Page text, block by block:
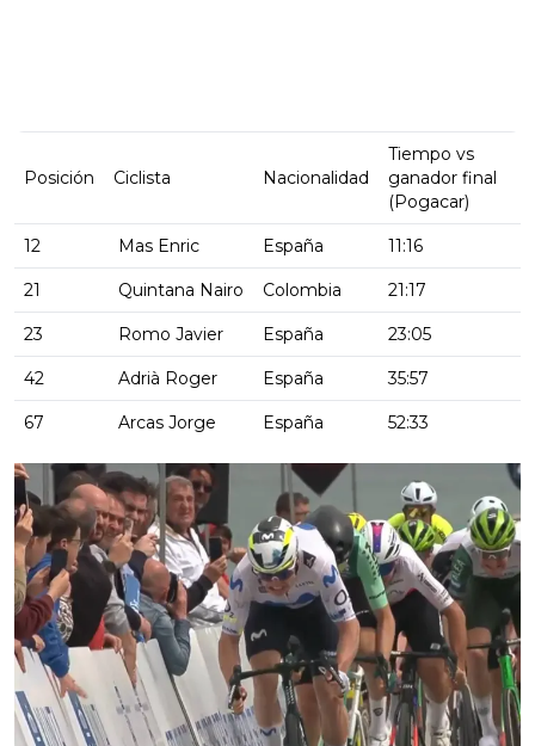
Posición Ciclista Nacionalidad
Tiempo vs
ganador final
(Pogacar)
12 Mas Enric España 11:16
21 Quintana Nairo Colombia 21:17
23 Romo Javier España 23:05
42 Adrià Roger España 35:57
67 Arcas Jorge España 52:33